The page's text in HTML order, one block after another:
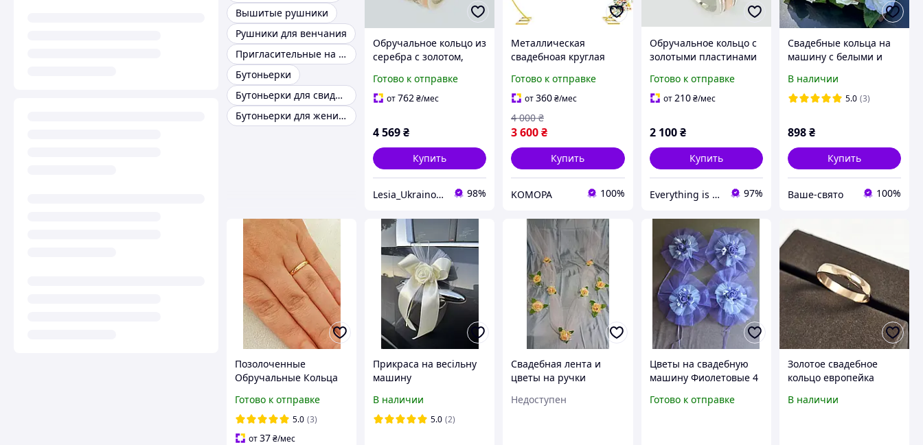
Вышитые рушники
Рушники для венчания
Пригласительные на свадьбу
Бутоньерки
Бутоньерки для свидетелей
Бутоньерки для жениха
Обручальное кольцо из
серебра с золотом,
Готово к отправке
от762₴/мес
4 569₴
Купить
Lesia_Ukrainochka 98%
Металлическая
свадебноая круглая
(Золотая). Каркас-
подставка для фона,
воздушных шариков и
цветочных декораций
Готово к отправке
от360₴/мес
3 600₴
4 000 ₴
Купить
KOMOPA 100%
Обручальное кольцо с
золотыми пластинами
Готово к отправке
от210 ₴/мес
2 100 ₴
Купить
Everything is For You 97%
Свадебные кольца на
машину с белыми и
присосках 2310300пуд
В наличии
5.0 (3)
898₴
Купить
Ваше-свято 100%
Позолоченные
Обручальные Кольца
шир.3мм, Обручалка.
Позолота
Готово к отправке
5.0 (3)
от37₴/мес
Прикраса на весільну
машину
В наличии
5.0 (2)
Свадебная лента и
цветы на ручки
Ком-ЛР-чр)
Недоступен
Цветы на свадебную
машину Фиолетовые 4
Готово к отправке
Золотое свадебное
кольцо европейка
В наличии